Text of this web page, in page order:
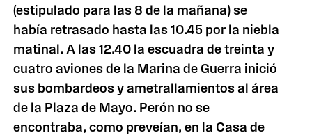
(estipulado para las 8 de la mañana) se
había retrasado hasta las 10.45 por la niebla
matinal. A las 12.40 la escuadra de treinta y
cuatro aviones de la Marina de Guerra inició
sus bombardeos y ametrallamientos al área
de la Plaza de Mayo. Perón no se
encontraba, como preveían, en la Casa de